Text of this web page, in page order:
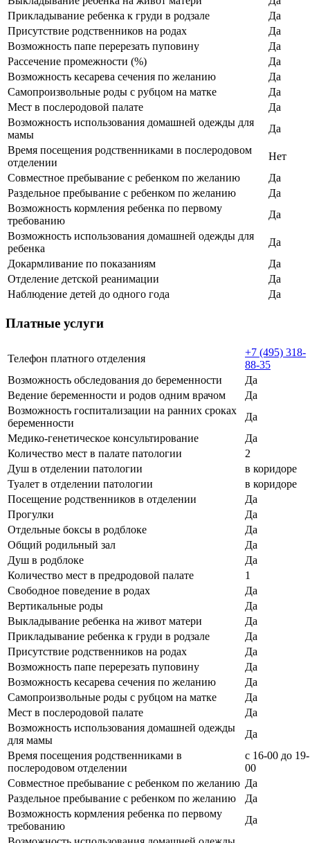
Прикладывание ребенка к груди в родзале
Да
Присутствие родственников на родах
Да
Возможность папе перерезать пуповину
Да
Рассечение промежности (%)
Да
Возможность кесарева сечения по желанию
Да
Самопроизвольные роды с рубцом на матке
Да
Мест в послеродовой палате
Да
Возможность использования домашней одежды для
мамы
Да
Время посещения родственниками в послеродовом
отделении
Нет
Совместное пребывание с ребенком по желанию
Да
Раздельное пребывание с ребенком по желанию
Да
Возможность кормления ребенка по первому
требованию
Да
Возможность использования домашней одежды для
ребенка
Да
Докармливание по показаниям
Да
Отделение детской реанимации
Да
Наблюдение детей до одного года
Да
Платные услуги
Телефон платного отделения
+7 (495) 318-
88-35
Возможность обследования до беременности
Да
Ведение беременности и родов одним врачом
Да
Возможность госпитализации на ранних сроках
беременности
Да
Медико-генетическое консультирование
Да
Количество мест в палате патологии
2
Душ в отделении патологии
в коридоре
Туалет в отделении патологии
в коридоре
Посещение родственников в отделении
Да
Прогулки
Да
Отдельные боксы в родблоке
Да
Общий родильный зал
Да
Душ в родблоке
Да
Количество мест в предродовой палате
1
Свободное поведение в родах
Да
Вертикальные роды
Да
Выкладывание ребенка на живот матери
Да
Прикладывание ребенка к груди в родзале
Да
Присутствие родственников на родах
Да
Возможность папе перерезать пуповину
Да
Возможность кесарева сечения по желанию
Да
Самопроизвольные роды с рубцом на матке
Да
Мест в послеродовой палате
Да
Возможность использования домашней одежды
для мамы
Да
Время посещения родственниками в
послеродовом отделении
с 16-00 до 19-
00
Совместное пребывание с ребенком по желанию Да
Раздельное пребывание с ребенком по желанию
Да
Возможность кормления ребенка по первому
требованию
Да